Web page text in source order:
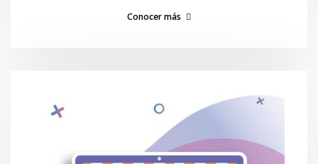
Conocer más